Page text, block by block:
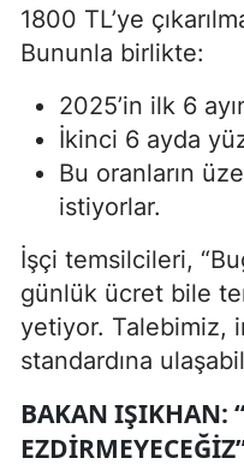
1800 TL’ye
Bununla birlikte:
2025’in ilk 6
İkinci 6 ayda
Bu oranların
istiyorlar.
İşçi temsilcileri,
günlük ücret bile
yetiyor. Talebimiz,
standardına
BAKAN IŞIKHAN: